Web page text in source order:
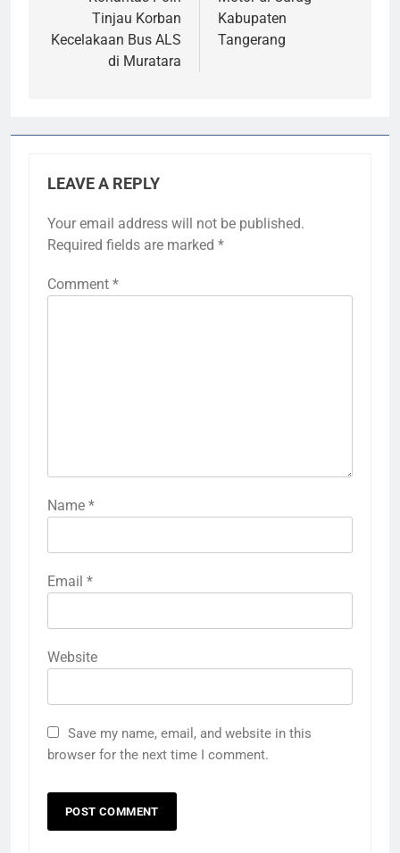
Tinjau Korban
Kecelakaan Bus ALS
di Muratara
Kabupaten
Tangerang
LEAVE A REPLY
Your email address will not be published.
Required fields are marked *
Comment *
Name *
Email *
Website
Save my name, email, and website in this
browser for the next time I comment.